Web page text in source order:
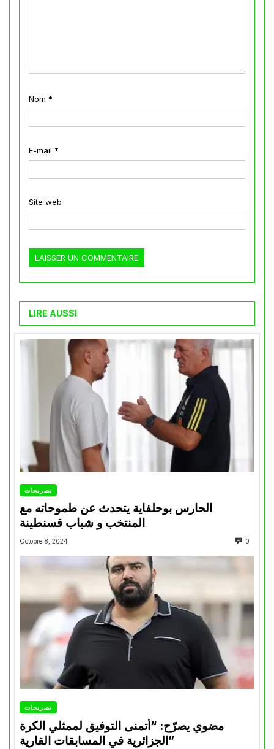
Nom *
E-mail *
Site web
LIRE AUSSI
تصريحات
الحارس بوحلفاية يتحدث عن طموحاته مع
المنتخب و شباب قسنطينة
Octobre 8, 2024 0
تصريحات
مضوي يصرّح: “أتمنى التوفيق لممثلي الكرة
الجزائرية في المسابقات القارية”